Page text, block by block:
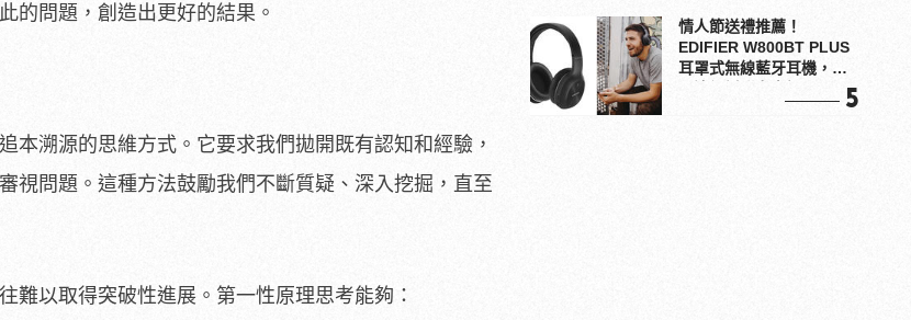
的問題，創造出更好的結果。
本溯源的思維方式。它要求我們拋開既有認知和經驗，
視問題。這種方法鼓勵我們不斷質疑、深入挖掘，直至
難以取得突破性進展。第一性原理思考能夠：
情人節送禮推薦！
EDIFIER W800BT PLUS
耳罩式無線藍牙耳機，在
5